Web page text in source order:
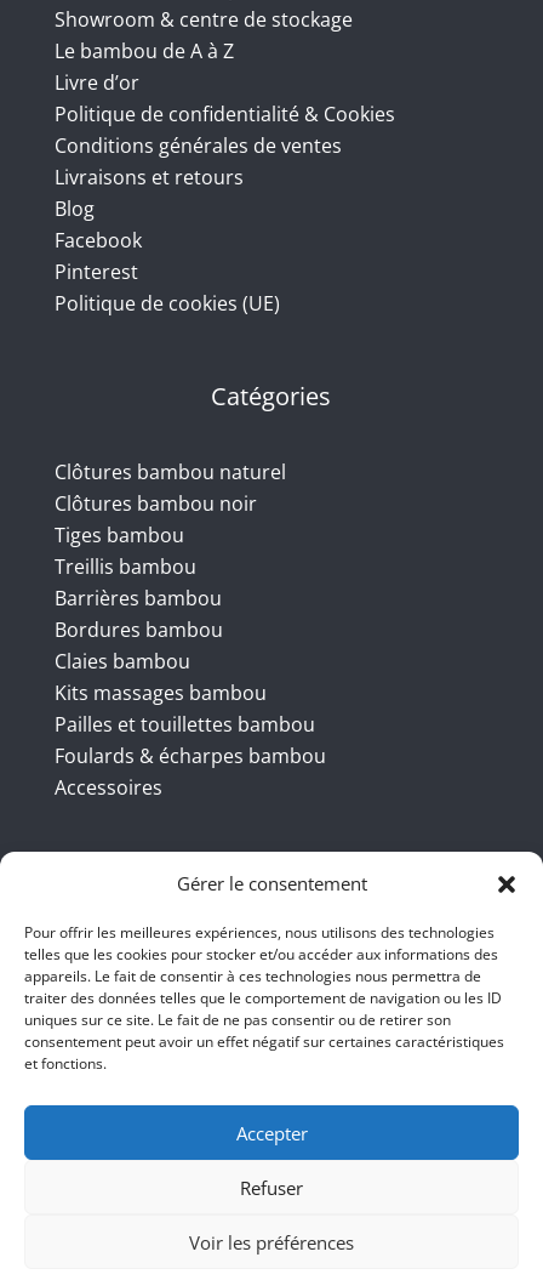
Gérer le consentement
Pour offrir les meilleures expériences, nous utilisons des technologies
telles que les cookies pour stocker et/ou accéder aux informations des
appareils. Le fait de consentir à ces technologies nous permettra de
traiter des données telles que le comportement de navigation ou les ID
uniques sur ce site. Le fait de ne pas consentir ou de retirer son
consentement peut avoir un effet négatif sur certaines caractéristiques
et fonctions.
Accepter
Refuser
Voir les préférences
Showroom & centre de stockage
Le bambou de A à Z
Livre d’or
Politique de confidentialité & Cookies
Conditions générales de ventes
Livraisons et retours
Blog
Facebook
Pinterest
Politique de cookies (UE)
Catégories
Clôtures bambou naturel
Clôtures bambou noir
Tiges bambou
Treillis bambou
Barrières bambou
Bordures bambou
Claies bambou
Kits massages bambou
Pailles et touillettes bambou
Foulards & écharpes bambou
Accessoires
Coordonnées
BBB INT LTD – RUE DU BAMBOU.COM
145 rue de la République 95100
Argenteuil
bienvenue@ruedubambou.com
Du lundi au samedi
Le dimanche, faut voir <;))